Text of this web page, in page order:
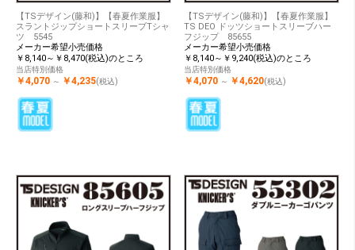
【TSデザイン(藤和)】【春夏作業服】
スラントジップショートスリーブTシャ
ツ 5545
メーカー希望小売価格
￥8,140～￥8,470(税込)のところ
当店特別価格
￥4,070 ～ ￥4,235(税込)
【TSデザイン(藤和)】【春夏作業服】
TS DEO ドッツショートスリーブハー
フジップ 85655
メーカー希望小売価格
￥8,140～￥9,240(税込)のところ
当店特別価格
￥4,070 ～ ￥4,620(税込)